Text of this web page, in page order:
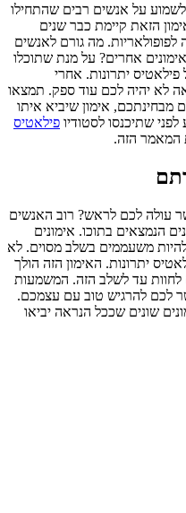
על אנשים רבים שהתחילו
הזאת קיימת כבר שנים
מה גורם לאנשים
אחרים? על מנת שתוכלו
יתרונות. אחרי
לא יהיה לכם עוד ספק. תמצאו
אימון שיביא איתו
שתיכנסו לסטודיו פילאטיס
המאמר הזה.
עולה לכם לראש? רוב האנשים
הנמצאים בתוכו. אימונים
משעממים בשלב מסוים. לא
יתרונות. האימון הזה הולך
לחוות עד לשלב הזה. המשמעות
לכם להרגיש טוב עם עצמכם.
שונים שככל הנראה יביאו